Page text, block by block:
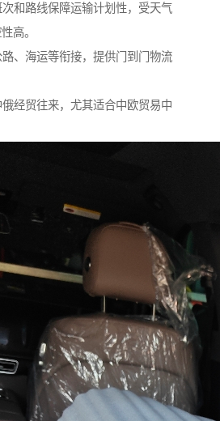
和路线保障运输计划性，受天气
高。
、海运等衔接，提供门到门物流
经贸往来，尤其适合中欧贸易中